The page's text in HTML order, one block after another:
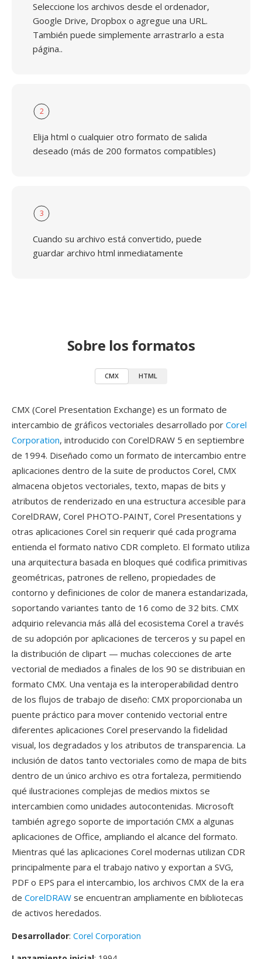
Seleccione los archivos desde el ordenador,
Google Drive, Dropbox o agregue una URL.
También puede simplemente arrastrarlo a esta
página..
2
Elija html o cualquier otro formato de salida
deseado (más de 200 formatos compatibles)
3
Cuando su archivo está convertido, puede
guardar archivo html inmediatamente
Sobre los formatos
CMX HTML
CMX (Corel Presentation Exchange) es un formato de
intercambio de gráficos vectoriales desarrollado por Corel
Corporation, introducido con CorelDRAW 5 en septiembre
de 1994. Diseñado como un formato de intercambio entre
aplicaciones dentro de la suite de productos Corel, CMX
almacena objetos vectoriales, texto, mapas de bits y
atributos de renderizado en una estructura accesible para
CorelDRAW, Corel PHOTO-PAINT, Corel Presentations y
otras aplicaciones Corel sin requerir qué cada programa
entienda el formato nativo CDR completo. El formato utiliza
una arquitectura basada en bloques qué codifica primitivas
geométricas, patrones de relleno, propiedades de
contorno y definiciones de color de manera estandarizada,
soportando variantes tanto de 16 como de 32 bits. CMX
adquirio relevancia más allá del ecosistema Corel a través
de su adopción por aplicaciones de terceros y su papel en
la distribución de clipart — muchas colecciones de arte
vectorial de mediados a finales de los 90 se distribuian en
formato CMX. Una ventaja es la interoperabilidad dentro
de los flujos de trabajo de diseño: CMX proporcionaba un
puente práctico para mover contenido vectorial entre
diferentes aplicaciones Corel preservando la fidelidad
visual, los degradados y los atributos de transparencia. La
inclusión de datos tanto vectoriales como de mapa de bits
dentro de un único archivo es otra fortaleza, permitiendo
qué ilustraciones complejas de medios mixtos se
intercambien como unidades autocontenidas. Microsoft
también agrego soporte de importación CMX a algunas
aplicaciones de Office, ampliando el alcance del formato.
Mientras qué las aplicaciones Corel modernas utilizan CDR
principalmente para el trabajo nativo y exportan a SVG,
PDF o EPS para el intercambio, los archivos CMX de la era
de CorelDRAW se encuentran ampliamente en bibliotecas
de activos heredados.
Desarrollador: Corel Corporation